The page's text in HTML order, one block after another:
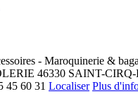
- Maroquinerie &
46330 SAINT-
45 60 31 Localiser Plus